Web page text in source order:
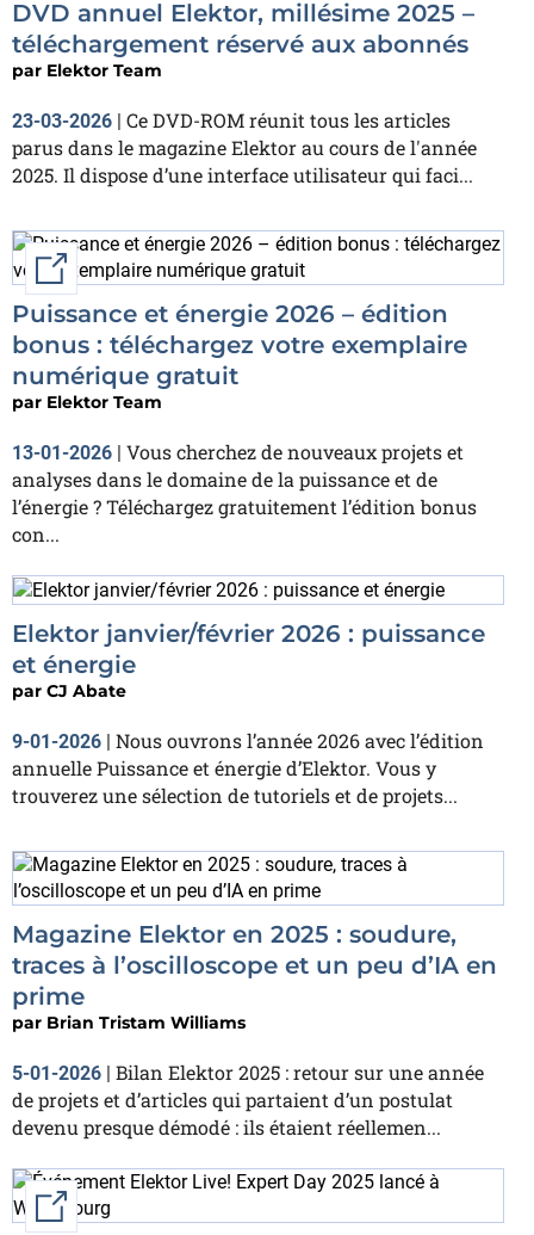
DVD annuel Elektor, millésime 2025 –
téléchargement réservé aux abonnés
par Elektor Team
23-03-2026 | Ce DVD-ROM réunit tous les articles
parus dans le magazine Elektor au cours de l'année
2025. Il dispose d’une interface utilisateur qui faci...
External link
Puissance et énergie 2026 – édition
bonus : téléchargez votre exemplaire
numérique gratuit
par Elektor Team
13-01-2026 | Vous cherchez de nouveaux projets et
analyses dans le domaine de la puissance et de
l’énergie ? Téléchargez gratuitement l’édition bonus
con...
Elektor janvier/février 2026 : puissance
et énergie
par CJ Abate
9-01-2026 | Nous ouvrons l’année 2026 avec l’édition
annuelle Puissance et énergie d’Elektor. Vous y
trouverez une sélection de tutoriels et de projets...
Magazine Elektor en 2025 : soudure,
traces à l’oscilloscope et un peu d’IA en
prime
par Brian Tristam Williams
5-01-2026 | Bilan Elektor 2025 : retour sur une année
de projets et d’articles qui partaient d’un postulat
devenu presque démodé : ils étaient réellemen...
External link